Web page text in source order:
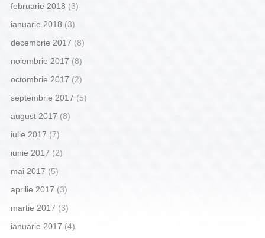
februarie 2018 (3)
ianuarie 2018 (3)
decembrie 2017 (8)
noiembrie 2017 (8)
octombrie 2017 (2)
septembrie 2017 (5)
august 2017 (8)
iulie 2017 (7)
iunie 2017 (2)
mai 2017 (5)
aprilie 2017 (3)
martie 2017 (3)
ianuarie 2017 (4)